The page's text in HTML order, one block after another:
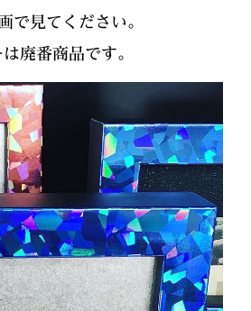
で見てください。
廃番商品です。